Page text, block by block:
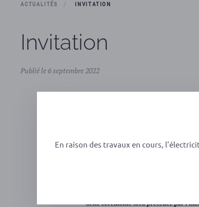
ACTUALITÉS INVITATION
Invitation
Publié le 6 septembre 2022
En raison des travaux en cours,